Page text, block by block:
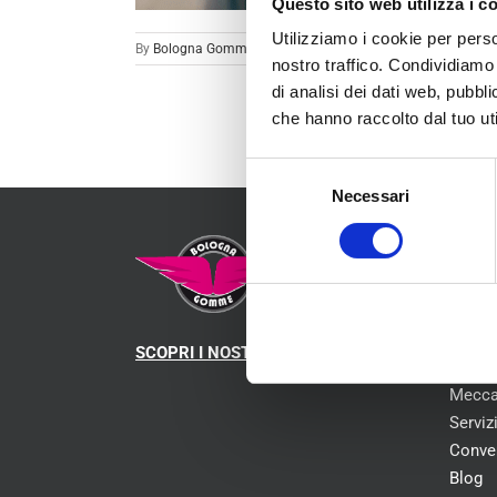
Utilizziamo i cookie per
nostro traffico.
di analisi dei dati web,
che hanno raccolto dal tuo
Necessari
By Bologna Gomme Sicurezza |
SCOPRI I NOSTRI CENTRI
Servizi
Blog